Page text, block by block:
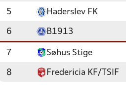
5 Haderslev FK
6 B1913
7 Søhus Stige
8 Fredericia KF/TSIF